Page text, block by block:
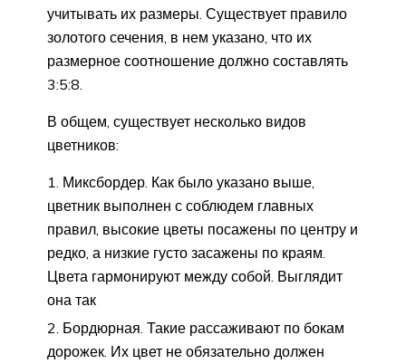
учитывать их размеры. Существует правило
золотого сечения, в нем указано, что их
размерное соотношение должно составлять
3:5:8.
В общем, существует несколько видов
цветников:
Миксбордер. Как было указано выше,
цветник выполнен с соблюдем главных
правил, высокие цветы посажены по центру и
редко, а низкие густо засажены по краям.
Цвета гармонируют между собой. Выглядит
она так
Бордюрная. Такие рассаживают по бокам
дорожек. Их цвет не обязательно должен